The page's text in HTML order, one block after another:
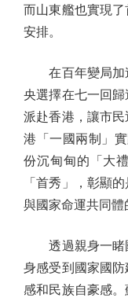
而山東艦也實現
安排。
在百年變局加
央選擇在七一回
派赴香港，讓市
港「一國兩制」
份沉甸甸的「大
「首秀」，彰顯
與國家命運共同體
透過親身一睹
身感受到國家國
感和民族自豪感